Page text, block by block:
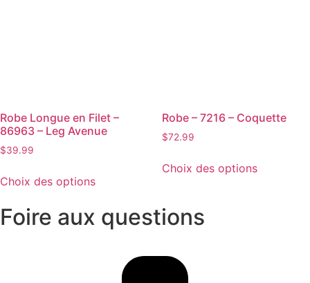
Robe Longue en Filet –
86963 – Leg Avenue
$39.99
Choix des options
Robe – 7216 – Coquette
$72.99
Choix des options
Foire aux questions